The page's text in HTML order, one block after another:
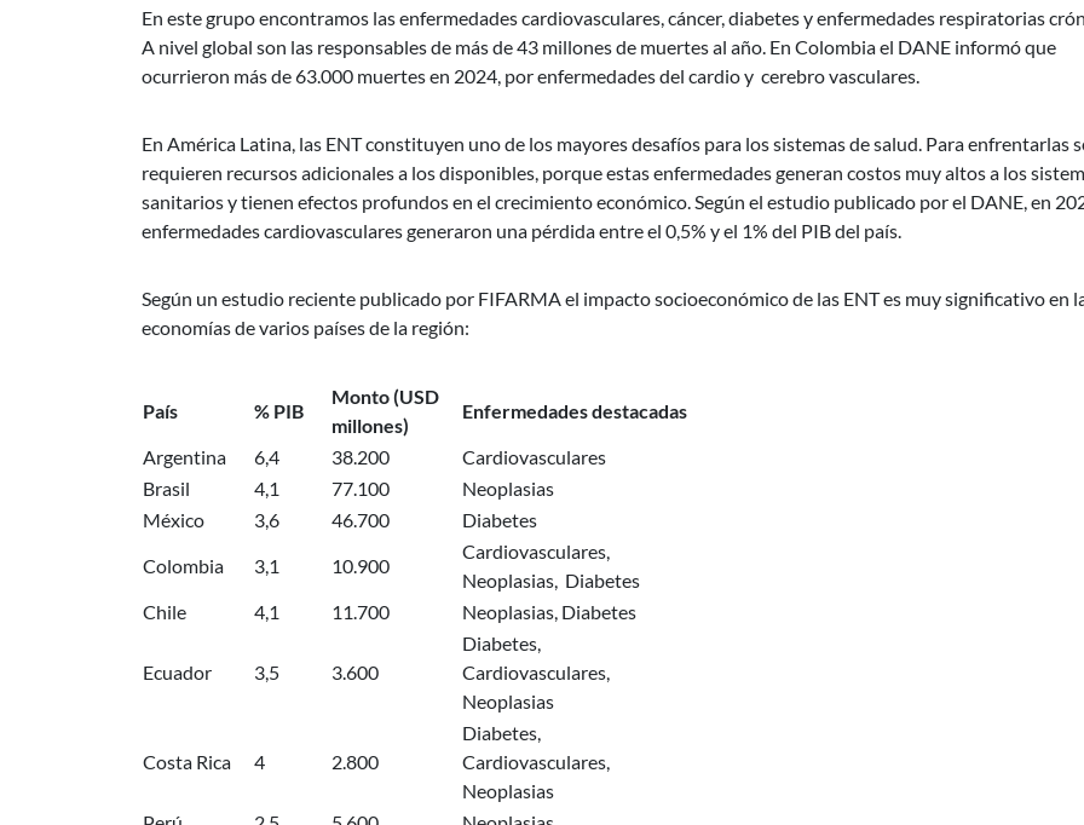
En este grupo encontramos las enfermedades cardiovasculares, cáncer, diabetes y enfermedades respiratorias
A nivel global son las responsables de más de 43 millones de muertes al año. En Colombia el DANE informó que
ocurrieron más de 63.000 muertes en 2024, por enfermedades del cardio y cerebro vasculares.
En América Latina, las ENT constituyen uno de los mayores desafíos para los sistemas de salud. Para enfrentarlas
requieren recursos adicionales a los disponibles, porque estas enfermedades generan costos muy altos a los
sanitarios y tienen efectos profundos en el crecimiento económico. Según el estudio publicado por el DANE, en
enfermedades cardiovasculares generaron una pérdida entre el 0,5% y el 1% del PIB del país.
Según un estudio reciente publicado por FIFARMA el impacto socioeconómico de las ENT es muy significativo en
economías de varios países de la región:
País % PIB
Monto (USD
millones)
Enfermedades destacadas
Argentina
6,4 38.200
Cardiovasculares
Brasil
4,1 77.100
Neoplasias
México
3,6 46.700
Diabetes
Colombia
3,1 10.900
Cardiovasculares,
Neoplasias, Diabetes
Chile
4,1 11.700 Neoplasias, Diabetes
Ecuador 3,5 3.600
Diabetes,
Cardiovasculares,
Neoplasias
Costa Rica 4 2.800
Diabetes,
Cardiovasculares,
Neoplasias